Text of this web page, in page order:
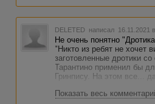
"Но у них ничего не
из уборной , и уже
А как вам компания из
на фоне пламени?
Автор, вы так по-
целый сценарий какого-
написав в ЛПА.
не опускайте руки.
DELETED написал 16.11.2021
Не очень понятно
"Никто из ребят не хочет
заготовленные дротики
Тарантино применил бы
Гринпису. На этом все...
Показать весь